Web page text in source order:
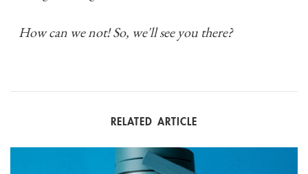
How can we not! So, we'll see you there?
RELATED ARTICLE